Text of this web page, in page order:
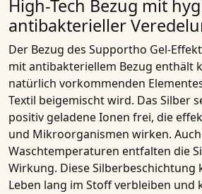
High-Tech Bezug mit
antibakterieller
Der Bezug des Supportho Gel-
mit antibakteriellem Bezug enthält
natürlich vorkommenden
Textil beigemischt wird. Das Silber
positiv geladene Ionen frei, die
und Mikroorganismen wirken.
Waschtemperaturen entfalten die
Wirkung. DieseSilberbeschichtung
Leben lang im Stoff verbleiben und